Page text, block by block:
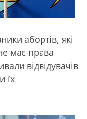
абортів, які
має права
відвідувачів
їх